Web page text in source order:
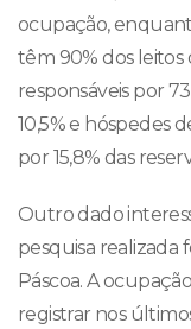
ocupação,
têm 90% dos leitos
responsáveis por
10,5% e hóspedes
por 15,8% das
Outro dado
pesquisa realizada
Páscoa. A
registrar nos